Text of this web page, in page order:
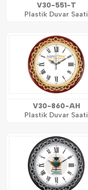
V30-551-T
Plastik Duvar Saati
V30-860-AH
Plastik Duvar Saati